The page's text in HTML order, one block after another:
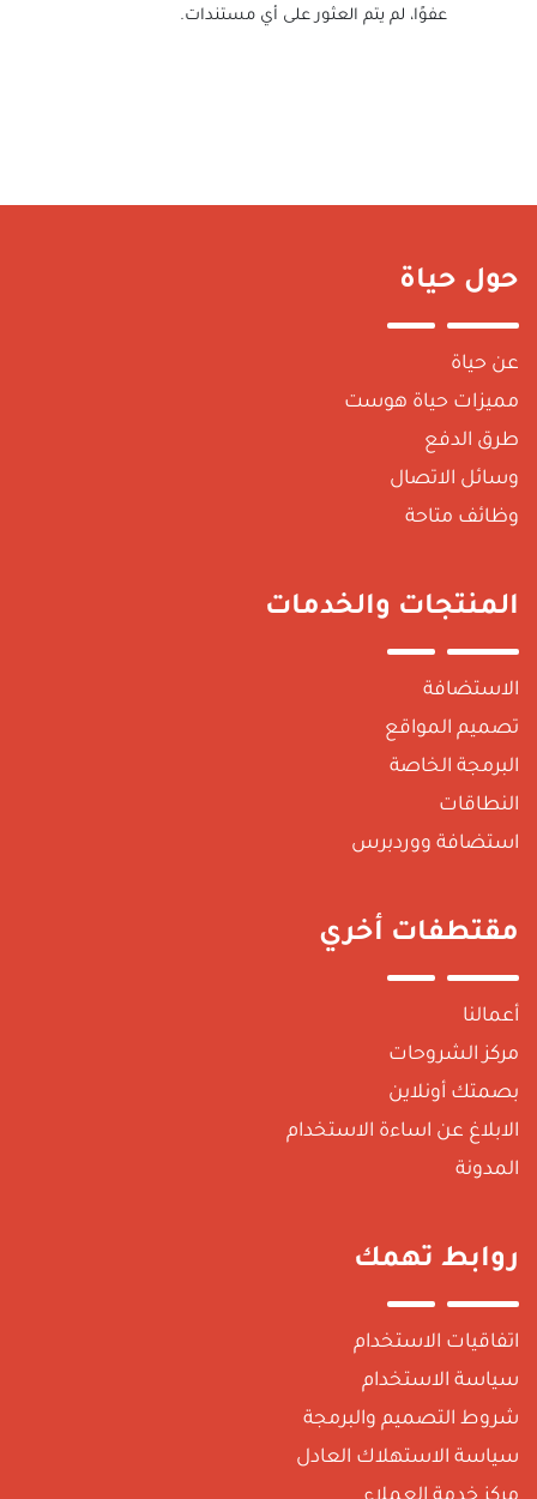
عفوًا، لم يتم العثور على أي مستندات.
حول حياة
عن حياة
مميزات حياة هوست
طرق الدفع
وسائل الاتصال
وظائف متاحة
المنتجات والخدمات
الاستضافة
تصميم المواقع
البرمجة الخاصة
النطاقات
استضافة ووردبرس
مقتطفات أخري
أعمالنا
مركز الشروحات
بصمتك أونلاين
الابلاغ عن اساءة الاستخدام
المدونة
روابط تهمك
اتفاقيات الاستخدام
سياسة الاستخدام
شروط التصميم والبرمجة
سياسة الاستهلاك العادل